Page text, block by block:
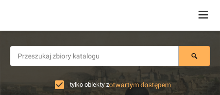
tylko obiekty zotwartym dostępem